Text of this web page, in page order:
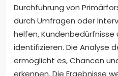
Durchführung von
durch Umfragen oder
helfen, Kundenbedürfnisse
identifizieren. Die Analyse
ermöglicht es, Chancen
erkennen. Die Ergebnisse